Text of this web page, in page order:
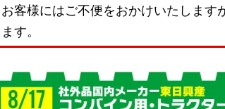
お客様にはご不便をおかけいたしま
ます。